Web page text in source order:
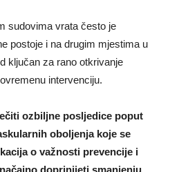
sudovima vrata često je
postoje i na drugim mjestima u
ključan za rano otkrivanje
intervenciju.
ozbiljne posljedice poput
oboljenja koje se
o važnosti prevencije i
doprinijeti smanjenju